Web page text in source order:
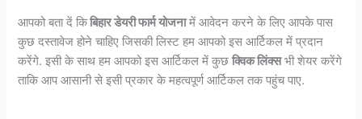
आपको बता दें किबिहार डेयरी फार्म योजनामें आवेदन करने के लिए आपके पास
कुछ दस्तावेज होने चाहिए जिसकी लिस्ट हम आपको इस आर्टिकल में प्रदान
करेंगे. इसी के साथ हम आपको इस आर्टिकल में कुछक्विक लिंक्सभी शेयर करेंगे
ताकि आप आसानी से इसी प्रकार के महत्वपूर्ण आर्टिकल तक पहुंच पाए.